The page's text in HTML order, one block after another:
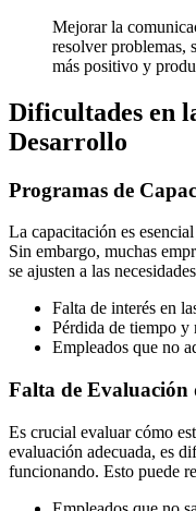
Mejorar la
resolver problemas,
más positivo y
Dificultades en
Desarrollo
Programas de
La capacitación es
Sin embargo, muchas
se ajusten a las
Falta de interés en
Pérdida de tiempo y
Empleados que no
Falta de Evaluación
Es crucial evaluar cómo
evaluación adecuada, es
funcionando. Esto puede